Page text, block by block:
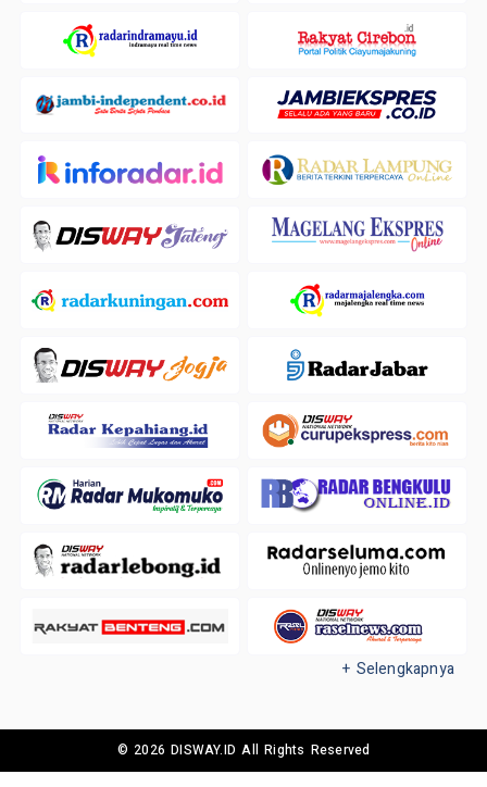
+ Selengkapnya
© 2026 DISWAY.ID All Rights Reserved